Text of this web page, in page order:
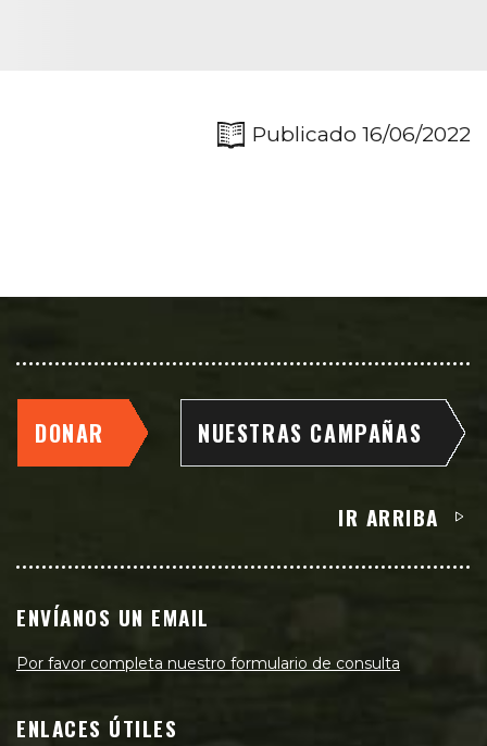
Publicado 16/06/2022
DONAR NUESTRAS CAMPAÑAS
IR ARRIBA
ENVÍANOS UN EMAIL
Por favor completa nuestro formulario de consulta
ENLACES ÚTILES